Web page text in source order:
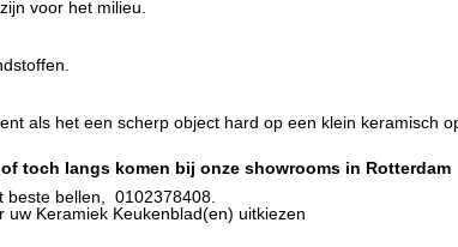
voor het milieu.
als het een scherp object hard op een klein keramisch
of toch langs komen bij onze showrooms in Rotterdam
beste bellen, 0102378408.
Keramiek Keukenblad(en) uitkiezen